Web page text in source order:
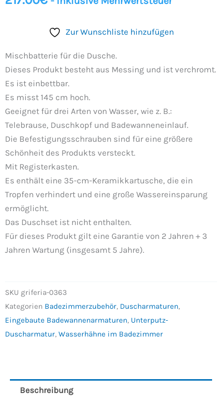
Zur Wunschliste hinzufügen
Mischbatterie für die Dusche.
Dieses Produkt besteht aus Messing und ist verchromt.
Es ist einbettbar.
Es misst 145 cm hoch.
Geeignet für drei Arten von Wasser, wie z. B.:
Telebrause, Duschkopf und Badewanneneinlauf.
Die Befestigungsschrauben sind für eine größere
Schönheit des Produkts versteckt.
Mit Registerkasten.
Es enthält eine 35-cm-Keramikkartusche, die ein
Tropfen verhindert und eine große Wassereinsparung
ermöglicht.
Das Duschset ist nicht enthalten.
Für dieses Produkt gilt eine Garantie von 2 Jahren + 3
Jahren Wartung (insgesamt 5 Jahre).
SKU griferia-0363
Kategorien Badezimmerzubehör, Duscharmaturen,
Eingebaute Badewannenarmaturen, Unterputz-
Duscharmatur, Wasserhähne im Badezimmer
Beschreibung